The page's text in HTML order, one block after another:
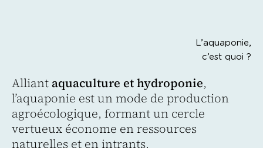
L’aquaponie,
c’est quoi ?
Alliant aquaculture et hydroponie,
l’aquaponie est un mode de production
agroécologique, formant un cercle
vertueux économe en ressources
naturelles et en intrants.